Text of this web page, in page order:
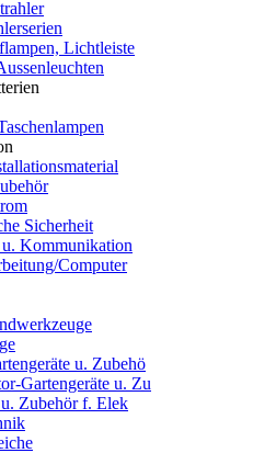
Lichtleiste
Sicherheit
Kommunikation
Computer
u. Zubehö
Gartengeräte u. Zu
Zubehör f. Elek